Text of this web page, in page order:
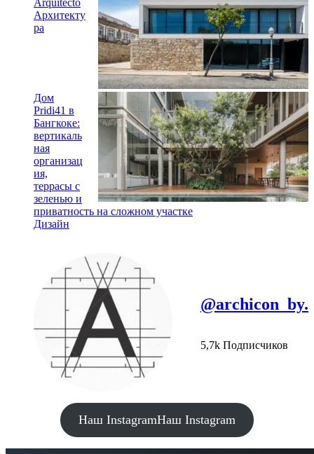
Архитекту
ра
Дом
Pridi41 в
Бангкоке:
вертикаль
ная
организац
ия,
террасы с
зеленью и
приватность на сложном участке
Дизайн
@archicon_by.
5,7k Подписчиков
Наш InstagramНаш Instagram